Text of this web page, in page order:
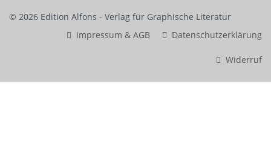
© 2026 Edition Alfons - Verlag für Graphische Literatur
Impressum & AGB
Datenschutzerklärung
Widerruf